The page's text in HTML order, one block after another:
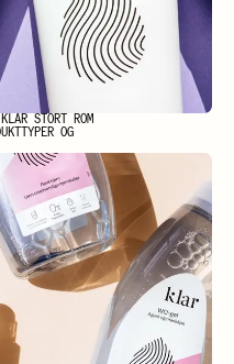
STORT ROM
OG